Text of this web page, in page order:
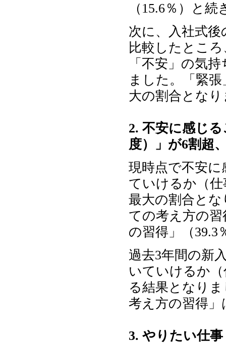
（15.6％）と
次に、入社式
比較したとこ
「不安」の気
ました。「緊
大の割合とな
2. 不安に感じ
度）」が6割超
現時点で不安
ていけるか（
最大の割合と
ての考え方の習
の習得」（39.3
過去3年間の新
いていけるか
る結果となり
考え方の習得
3. やりたい仕